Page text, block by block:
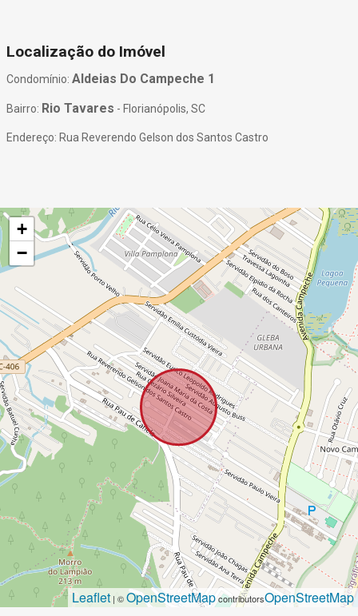
Localização do Imóvel
Condomínio: Aldeias Do Campeche 1
Bairro: Rio Tavares - Florianópolis, SC
Endereço: Rua Reverendo Gelson dos Santos Castro
+
−
Leaflet | ©OpenStreetMapcontributorsOpenStreetMap